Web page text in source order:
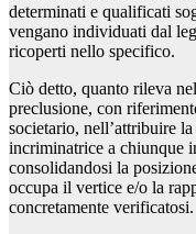
determinati e qualificati
vengano individuati dal
ricoperti nello specifico.
Ciò detto, quanto rileva
preclusione, con
societario, nell’attribuire
incriminatrice a chiunque
consolidandosi la
occupa il vertice e/o la
concretamente verificatosi.